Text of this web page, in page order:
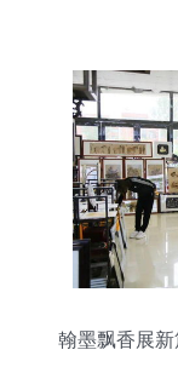
翰墨飘香展